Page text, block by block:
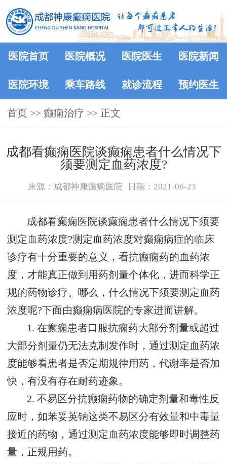
医院首页 医院概况 医院医生 医院新闻
医院环境 乘车路线 就诊流程 预约医生
首页 >> 癫痫治疗 >> 正文
成都看癫痫医院谈癫痫患者什么情况下
须要测定血药浓度?
来源：成都神康癫痫医院 日期：2021-06-23
成都看癫痫医院谈癫痫患者什么情况下须要
测定血药浓度?测定血药浓度对癫痫病症的临床
诊疗有十分重要的意义，看抗癫痫药的血药浓
度，才能真正做到用药剂量个体化，进而科学正
规的药物诊疗。哪么，什么情况下须要测定血药
浓度呢?下面由癫痫病医院的专家进而讲解。
1. 在癫痫患者口服抗痫药大部分剂量或超过
大部分剂量仍无法克制发作时，通过测定血药浓
度能够看患者是否定期规律用药，代谢率是否加
快，有没有存在耐药迹象。
2. 不易区分抗癫痫药物的确定剂量和毒性反
应时，如苯妥英钠这类不易区分有效量和中毒量
接近的药物，通过测定血药浓度能够即时调整药
量，正规用药。